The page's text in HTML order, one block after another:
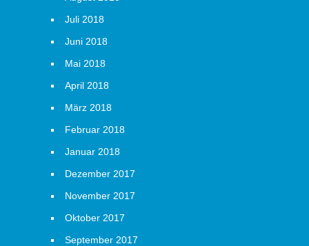
Juli 2018
Juni 2018
Mai 2018
April 2018
März 2018
Februar 2018
Januar 2018
Dezember 2017
November 2017
Oktober 2017
September 2017